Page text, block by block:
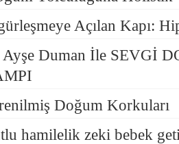
Açılan Kapı:
Duman İle SEVGİ
Doğum Korkuları
hamilelik zeki bebek